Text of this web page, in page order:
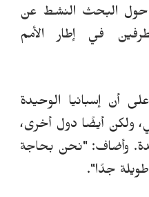
حول البحث النشط عن
في إطار الأمم
أن إسبانيا الوحيدة
ولكن أيضًا دول أخرى،
وأضاف: "نحن بحاجة
جدًا".